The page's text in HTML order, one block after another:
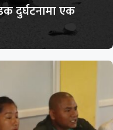
दुर्घटनामा एक